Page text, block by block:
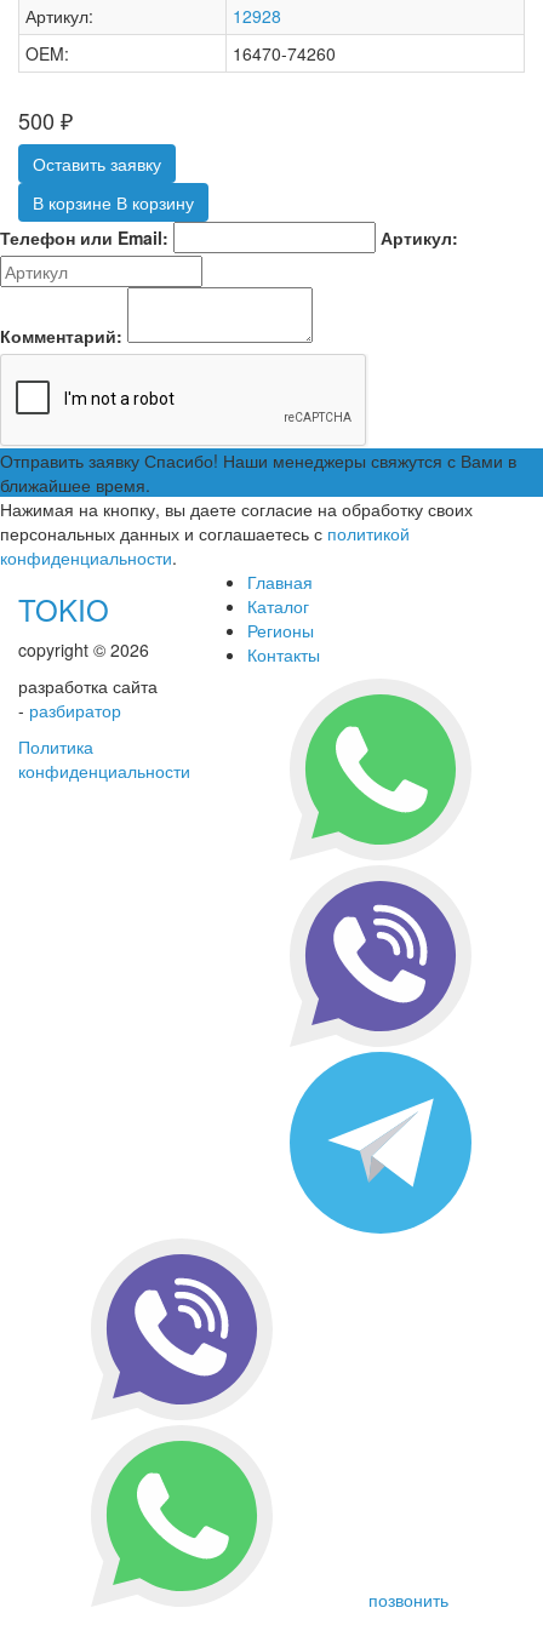
Артикул:
12928
OEM:
16470-74260
500 ₽
Оставить заявку
В корзине В корзину
Телефон или Email:
Артикул:
Комментарий:
Отправить заявку Спасибо! Наши менеджеры свяжутся с Вами в
ближайшее время.
Нажимая на кнопку, вы даете согласие на обработку своих
персональных данных и соглашаетесь с политикой
конфиденциальности.
TOKIO
copyright © 2026
разработка сайта
- разбиратор
Политика
конфиденциальности
Главная
Каталог
Регионы
Контакты
позвонить